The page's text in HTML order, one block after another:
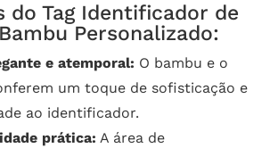
do Tag Identificador de
Personalizado:
e atemporal: O bambu e o
um toque de sofisticação e
ao identificador.
prática: A área de